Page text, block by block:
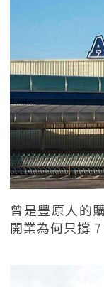
曾是豐原人的
開業為何只撐